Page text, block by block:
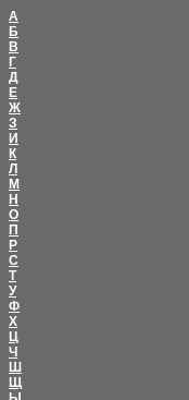
А
Б
В
Г
Д
Е
Ж
З
И
К
Л
М
Н
О
П
Р
С
Т
У
Ф
Х
Ц
Ч
Ш
Щ